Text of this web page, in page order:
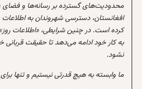
محدودیت‌های گسترده بر رسانه‌ها و
افغانستان، دسترسی شهروندان به
کرده است. در چنین شرایطی، «اطلاعات
به کار خود ادامه می‌دهد تا حقیقت
نشود.
ما وابسته به هیچ قدرتی نیستیم و تنها